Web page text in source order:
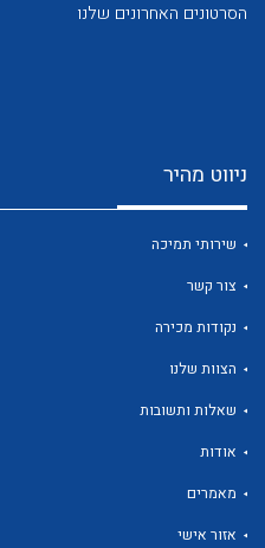
הסרטונים האחרונים שלנו
ניווט מהיר
שירותי תמיכה
צור קשר
נקודות מכירה
הצוות שלנו
שאלות ותשובות
אודות
מאמרים
אזור אישי